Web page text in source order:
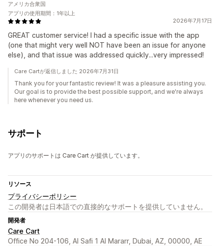
2026年7月17日
GREAT customer service! I had a specific issue with the app
(one that might very well NOT have been an issue for anyone
else), and that issue was addressed quickly...very impressed!
アメリカ合衆国
アプリの使用期間：1年以上
Care Cartが返信しました 2026年7月31日
Thank you for your fantastic review! It was a pleasure assisting you.
Our goal is to provide the best possible support, and we're always
here whenever you need us.
サポート
アプリのサポートは Care Cart が提供しています。
リソース
プライバシーポリシー
この開発者は日本語での直接的なサポートを提供していません。
開発者
Care Cart
Office No 204-106, Al Safi 1 Al Mararr, Dubai, AZ, 00000, AE